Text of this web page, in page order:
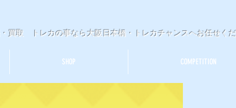
買取 トレカの事なら大阪日本橋・トレカチャンスへお任せく
SHOP COMPETITION